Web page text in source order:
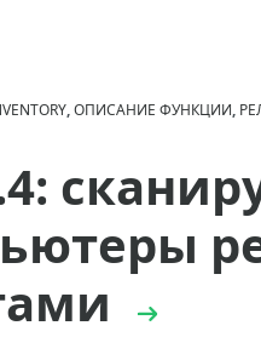
,ОПИСАНИЕ ФУНКЦИИ,